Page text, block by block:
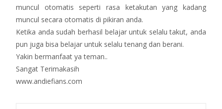
muncul otomatis seperti rasa ketakutan yang kadang
muncul secara otomatis di pikiran anda.
Ketika anda sudah berhasil belajar untuk selalu takut, anda
pun juga bisa belajar untuk selalu tenang dan berani.
Yakin bermanfaat ya teman..
Sangat Terimakasih
www.andiefians.com